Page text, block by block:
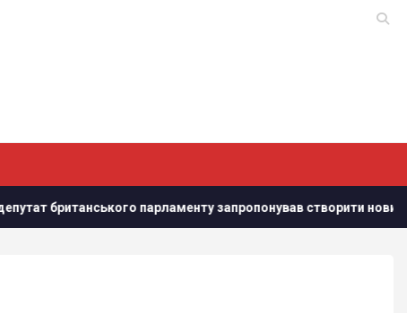
парламенту запропонував створити новий союз